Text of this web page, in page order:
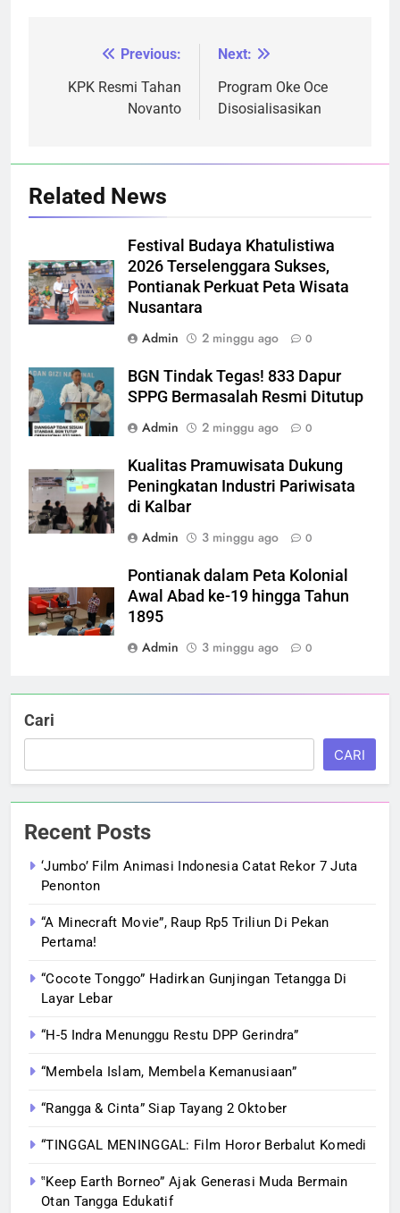
Navigasi
pos
Previous:
KPK Resmi Tahan
Novanto
Next:
Program Oke Oce
Disosialisasikan
Related News
Festival Budaya Khatulistiwa
2026 Terselenggara Sukses,
Pontianak Perkuat Peta Wisata
Nusantara
Admin
2 minggu ago 0
BGN Tindak Tegas! 833 Dapur
SPPG Bermasalah Resmi Ditutup
Admin
2 minggu ago 0
Kualitas Pramuwisata Dukung
Peningkatan Industri Pariwisata
di Kalbar
Admin
3 minggu ago 0
Pontianak dalam Peta Kolonial
Awal Abad ke-19 hingga Tahun
1895
Admin
3 minggu ago 0
Cari
CARI
Recent Posts
‘Jumbo’ Film Animasi Indonesia Catat Rekor 7 Juta
Penonton
“A Minecraft Movie”, Raup Rp5 Triliun Di Pekan
Pertama!
“Cocote Tonggo” Hadirkan Gunjingan Tetangga Di
Layar Lebar
“H-5 Indra Menunggu Restu DPP Gerindra”
“Membela Islam, Membela Kemanusiaan”
“Rangga & Cinta” Siap Tayang 2 Oktober
“TINGGAL MENINGGAL: Film Horor Berbalut Komedi
‟Keep Earth Borneo” Ajak Generasi Muda Bermain
Otan Tangga Edukatif